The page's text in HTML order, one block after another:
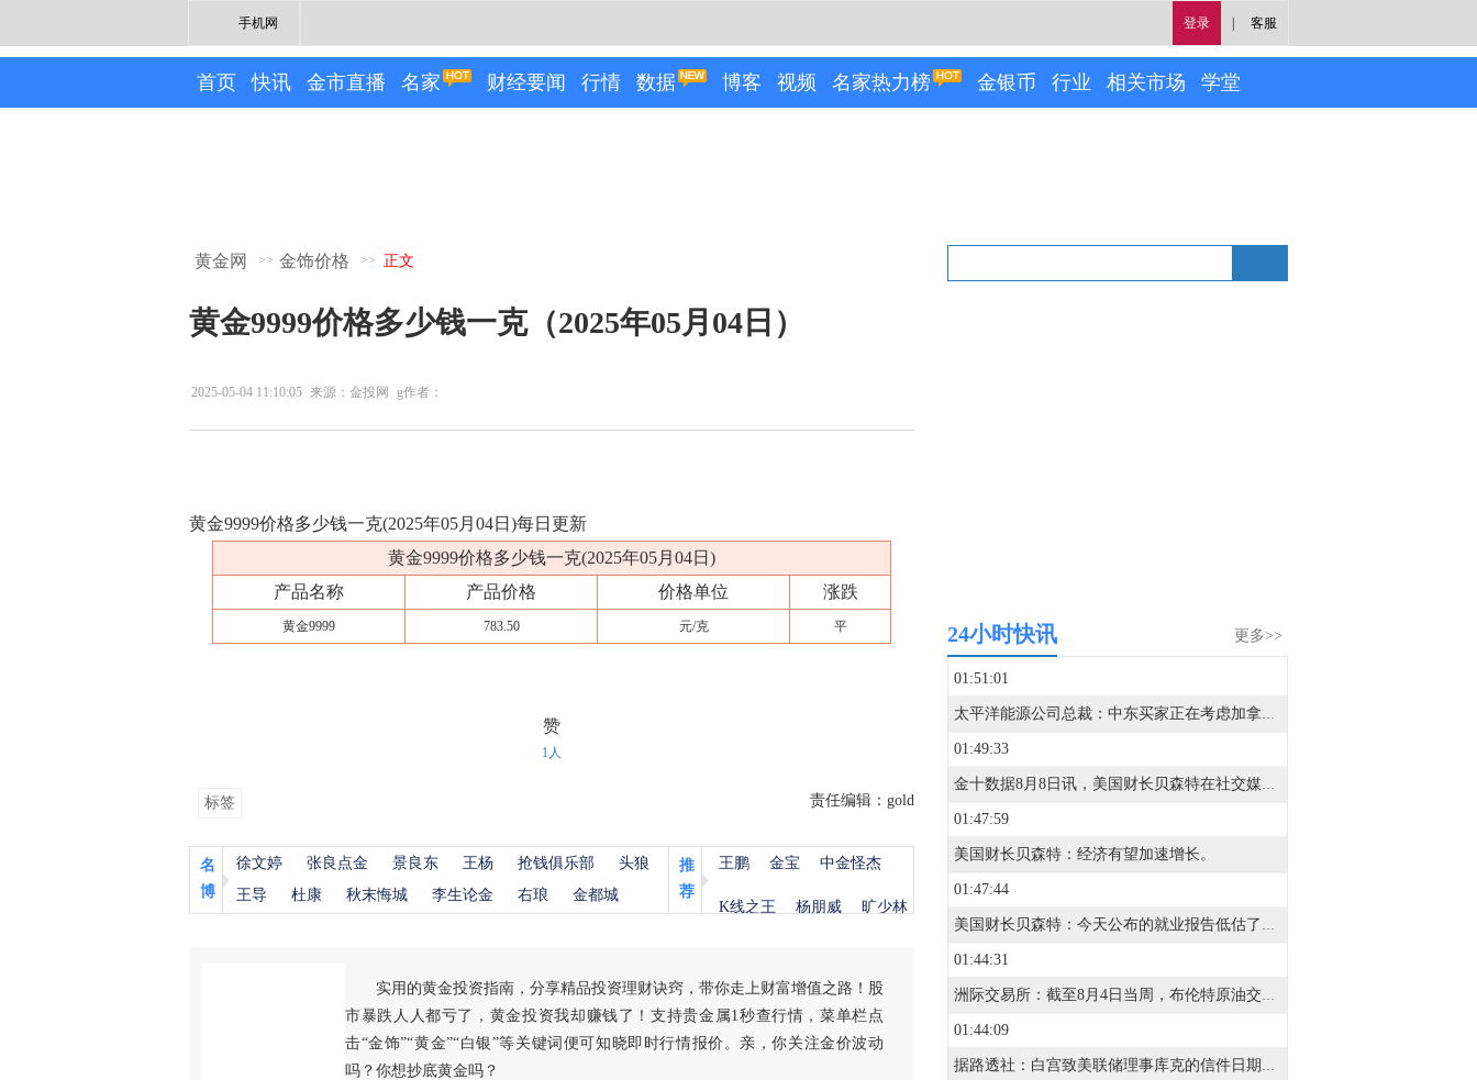
登录 客服
手机网
首页 快讯 金市直播 名家 财经要闻 行情 数据 博客 视频 名家热力榜 金银币 行业 相关市场 学堂
黄金网 >> 金饰价格 >> 正文
黄金9999价格多少钱一克（2025年05月04日）
2025-05-04 11:10:05 来源：金投网 g作者：
黄金9999价格多少钱一克(2025年05月04日)每日更新
黄金9999价格多少钱一克(2025年05月04日)
产品名称
产品价格 价格单位 涨跌
黄金9999 783.50 元/克 平
赞
1人
标签 责任编辑：gold
名
博
徐文婷 张良点金 景良东 王杨 抢钱俱乐部
头狼
王导
杜康 秋末悔城 李生论金 右琅 金都城
推
荐
王鹏 金宝 中金怪杰
K线之王 杨朋威 旷少林
实用的黄金投资指南，分享精品投资理财诀窍，带你走上财富增值之路！股
市暴跌人人都亏了，黄金投资我却赚钱了！支持贵金属1秒查行情，菜单栏点
击“金饰”“黄金”“白银”等关键词便可知晓即时行情报价。亲，你关注金价波动
吗？你想抄底黄金吗？
更多>>
24小时快讯
01:51:01
太平洋能源公司总裁：中东买家正在考虑加拿大液化天然气（LNG），将其作为替代供应来源，并作为应对地缘政治动荡的风险对冲手段。
01:49:33
金十数据8月8日讯，美国财长贝森特在社交媒体上发文表示：“今天公布的就业报告低估了实体经济的潜在实力：美国本土商业正在建设，工厂正在生产，工人的生产率正在提高。7月标志着商品生产行业就业连续第五个月增长。今年以来，商品生产行业已创造10.5万个就业岗位，实现了自2023年以来7个月开局最强劲的表现。此外，第二季度生产率增速超过预期水平的一倍以上，为美国经济实现持续增长以及美国工人工资实际增长创造了有利条件。第三季度强劲的经济增长预期进一步表明，美国经济有望加速增长。当美国生产更多产品、工人生产率不断提高时，美国本土经济将从中受益：工资水平更高，企业实力更强，消费者拥有更多选择，同时经济扩张将建立在能够降低通胀的供给侧实力基础之上，而不是依靠短暂的刺激效应。”
01:47:59
美国财长贝森特：经济有望加速增长。
01:47:44
美国财长贝森特：今天公布的就业报告低估了美国经济的潜在实力。
01:44:31
洲际交易所：截至8月4日当周，布伦特原油交易投机者将净多头头寸减少20,361份合约，至164,722份合约。柴油交易投机者将净多头头寸增加1,163份合约，至88,357份合约。
01:44:09
据路透社：白宫致美联储理事库克的信件日期为8月5日，要求她在21天内就相关陈述提供书面回应。